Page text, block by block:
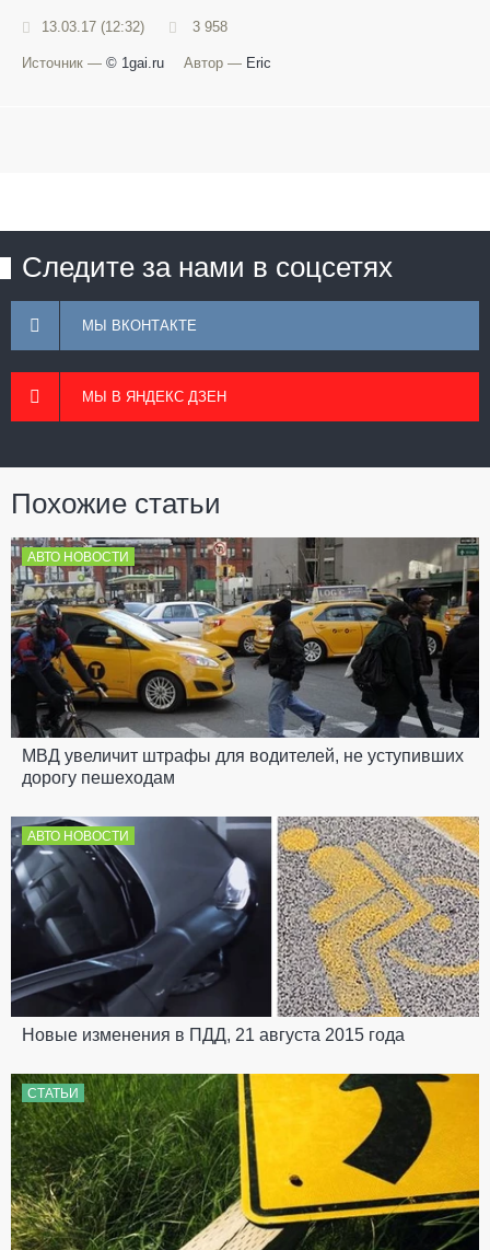
13.03.17 (12:32) 3 958
Источник — © 1gai.ru Автор — Eric
Следите за нами в соцсетях
МЫ ВКОНТАКТЕ
МЫ В ЯНДЕКС ДЗЕН
Похожие статьи
АВТО НОВОСТИ
МВД увеличит штрафы для водителей, не уступивших
дорогу пешеходам
АВТО НОВОСТИ
Новые изменения в ПДД, 21 августа 2015 года
СТАТЬИ